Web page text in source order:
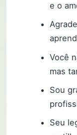
e o
Você
mas
Sou
Seu